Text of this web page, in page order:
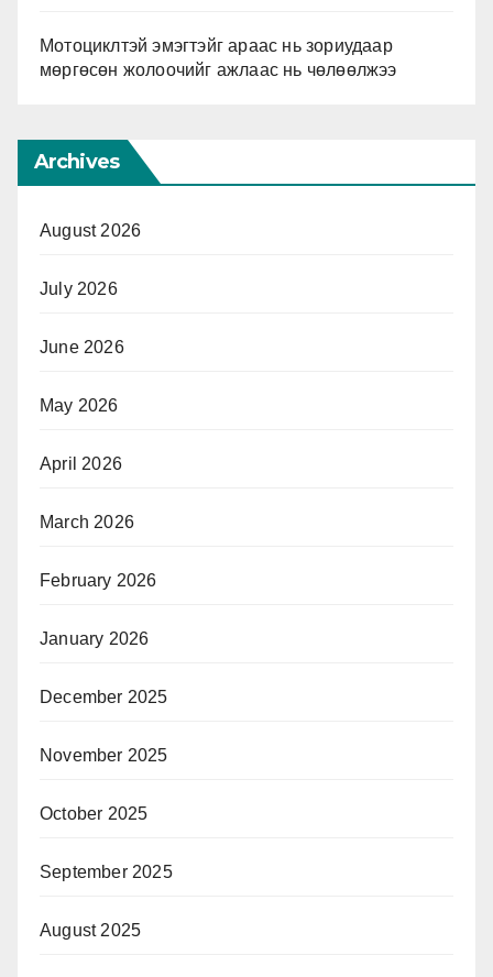
Мотоциклтэй эмэгтэйг араас нь зориудаар
мөргөсөн жолоочийг ажлаас нь чөлөөлжээ
Archives
August 2026
July 2026
June 2026
May 2026
April 2026
March 2026
February 2026
January 2026
December 2025
November 2025
October 2025
September 2025
August 2025